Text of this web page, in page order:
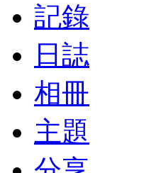
記錄
日誌
相冊
主題